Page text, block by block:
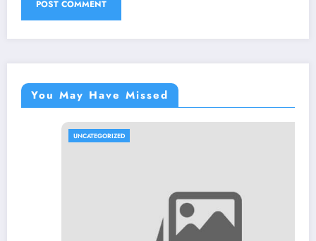
You May Have Missed
UNCATEGORIZED